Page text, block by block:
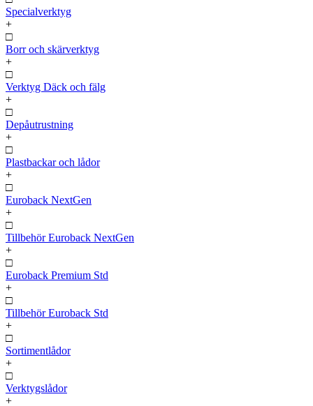
Specialverktyg
+
□
Borr och skärverktyg
+
□
Verktyg Däck och fälg
+
□
Depåutrustning
+
□
Plastbackar och lådor
+
□
Euroback NextGen
+
□
Tillbehör Euroback NextGen
+
□
Euroback Premium Std
+
□
Tillbehör Euroback Std
+
□
Sortimentlådor
+
□
Verktygslådor
+